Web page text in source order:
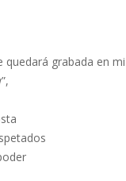
quedará grabada en